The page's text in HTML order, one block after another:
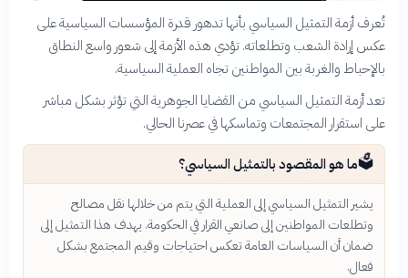
تُعرف أزمة التمثيل السياسي بأنها تدهور قدرة المؤسسات السياسية على
عكس إرادة الشعب وتطلعاته. تؤدي هذه الأزمة إلى شعور واسع النطاق
بالإحباط والغربة بين المواطنين تجاه العملية السياسية.
تعد أزمة التمثيل السياسي من القضايا الجوهرية التي تؤثر بشكل مباشر
على استقرار المجتمعات وتماسكها في عصرنا الحالي.
🗳️ما هو المقصود بالتمثيل السياسي؟
يشير التمثيل السياسي إلى العملية التي يتم من خلالها نقل مصالح
وتطلعات المواطنين إلى صانعي القرار في الحكومة. يهدف هذا التمثيل إلى
ضمان أن السياسات العامة تعكس احتياجات وقيم المجتمع بشكل
فعال.